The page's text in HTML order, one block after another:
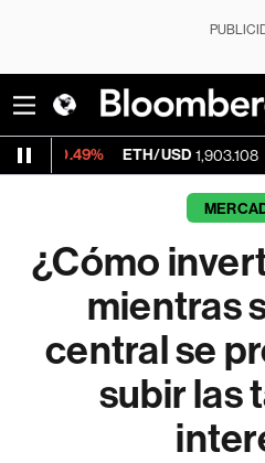
ETH/USD 1,903.108 -0.66%
¿Cómo
mientras
central se
subir las